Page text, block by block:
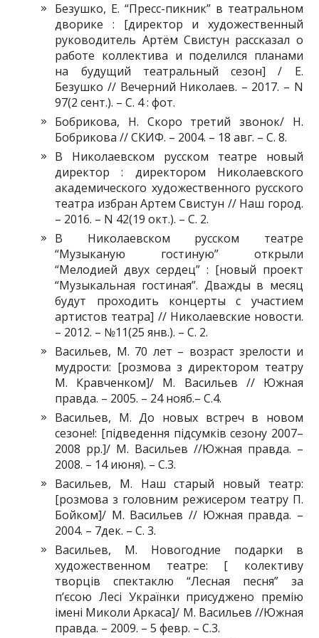
Безушко, Е. “Пресс-пикник” в театральном
дворике : [директор и художественный
руководитель Артём Свистун рассказал о
работе коллектива и поделился планами
на будущий театральный сезон] / Е.
Безушко // Вечерний Николаев. – 2017. – N
97(2 сент.). – С. 4 : фот.
Бобрикова, Н. Скоро третий звонок/ Н.
Бобрикова // СКИФ. – 2004. – 18 авг. – С. 8.
В Николаевском русском театре новый
директор : директором Николаевского
академического художественного русского
театра избран Артем Свистун // Наш город.
– 2016. – N 42(19 окт.). – С. 2.
В Николаевском русском театре
“Музыканую гостиную” открыли
“Мелодией двух сердец” : [новый проект
“Музыкальная гостиная”. Дважды в месяц
будут проходить концерты с участием
артистов театра] // Николаевские новости.
– 2012. – №11(25 янв.). – С. 2.
Васильев, М. 70 лет – возраст зрелости и
мудрости: [розмова з директором театру
М. Кравченком]/ М. Васильев // Южная
правда. – 2005. – 24 нояб.– С.4.
Васильев, М. До новых встреч в новом
сезоне!: [підведення підсумків сезону 2007–
2008 рр.]/ М. Васильев //Южная правда. –
2008. – 14 июня). – С.3.
Васильев, М. Наш старый новый театр:
[розмова з головним режисером театру П.
Бойком]/ М. Васильев // Южная правда. –
2004. – 7дек. – С. 3.
Васильев, М. Новогодние подарки в
художественном театре: [ колективу
творців спектаклю “Лесная песня” за
п’єсою Лесі Українки присуджено премію
імені Миколи Аркаса]/ М. Васильев //Южная
правда. – 2009. – 5 февр. – С.3.